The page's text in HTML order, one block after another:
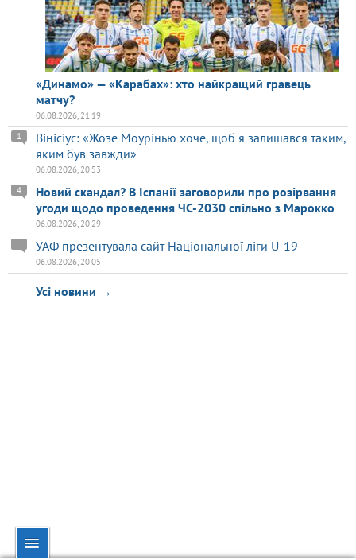
«Динамо» — «Карабах»: хто найкращий гравець
матчу?
06.08.2026, 21:19
Вінісіус: «Жозе Моурінью хоче, щоб я залишався таким,
яким був завжди»
1
06.08.2026, 20:53
Новий скандал? В Іспанії заговорили про розірвання
угоди щодо проведення ЧС-2030 спільно з Марокко
4
06.08.2026, 20:29
УАФ презентувала сайт Національної ліги U-19
06.08.2026, 20:05
Усі новини →